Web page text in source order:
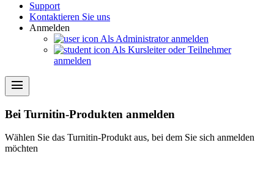
Support
Kontaktieren Sie uns
Anmelden
Als Administrator anmelden
Als Kursleiter oder Teilnehmer
anmelden
menu
Bei Turnitin-Produkten anmelden
Wählen Sie das Turnitin-Produkt aus, bei dem Sie sich anmelden
möchten